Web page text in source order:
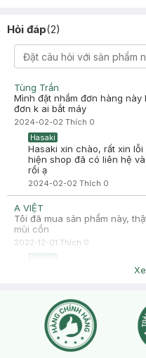
Hỏi đáp(2)
Tùng Trần
Mình đặt nhầm đơn hàng
đơn k ai bắt máy
2024-02-02 Thích 0
Hasaki
Hasaki xin chào, rất xin
hiện shop đã có liên hệ
rồi ạ
2024-02-02 Thích 0
A VIỆT
Tôi đã mua sản phẩm này,
mùi cồn
2022-12-01 Thích 0
Hasaki xin chào, để tiện